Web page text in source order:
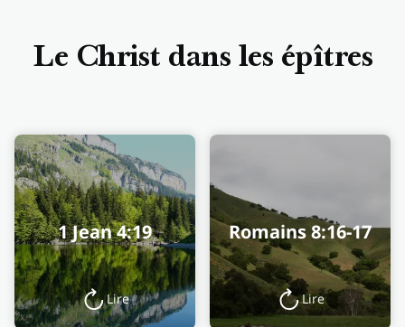
Le Christ dans les épîtres
1 Jean 4:19
Lire
Romains 8:16-17
Lire